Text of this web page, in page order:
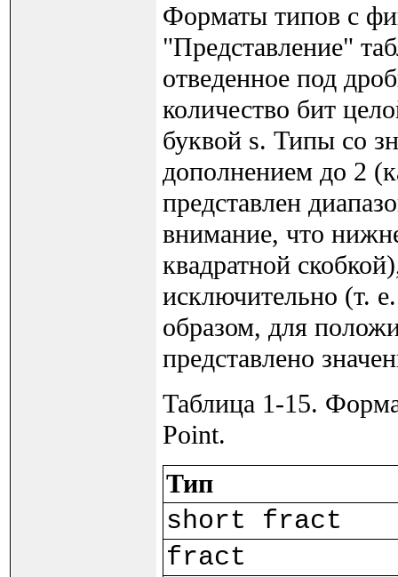
Форматы типов с
"Представление"
отведенное под
количество бит
буквой s. Типы со
дополнением до 2
представлен
внимание, что
квадратной
исключительно (т.
образом, для
представлено
Таблица 1-15.
Point.
Тип
short fract
fract